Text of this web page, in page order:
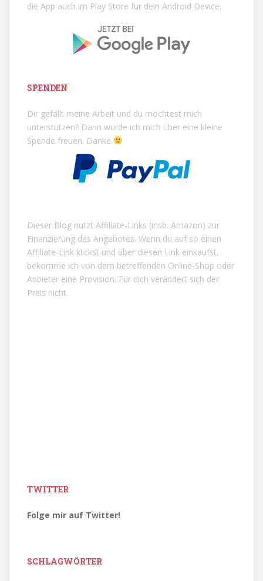
die App auch im Play Store für dein Android Device.
SPENDEN
Dir gefällt meine Arbeit und du möchtest mich
unterstützen? Dann würde ich mich über eine kleine
Spende freuen. Danke
Dieser Blog nutzt Affiliate-Links (insb. Amazon) zur
Finanzierung des Angebotes. Wenn du auf so einen
Affiliate-Link klickst und über diesen Link einkaufst,
bekomme ich von dem betreffenden Online-Shop oder
Anbieter eine Provision. Für dich verändert sich der
Preis nicht.
TWITTER
Folge mir auf Twitter!
SCHLAGWÖRTER